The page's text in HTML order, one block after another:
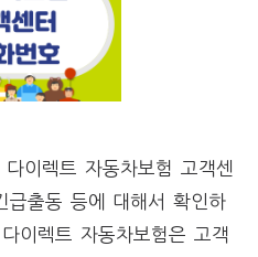
이렉트 자동차보험 고객센
급출동 등에 대해서 확인하
이렉트 자동차보험은 고객